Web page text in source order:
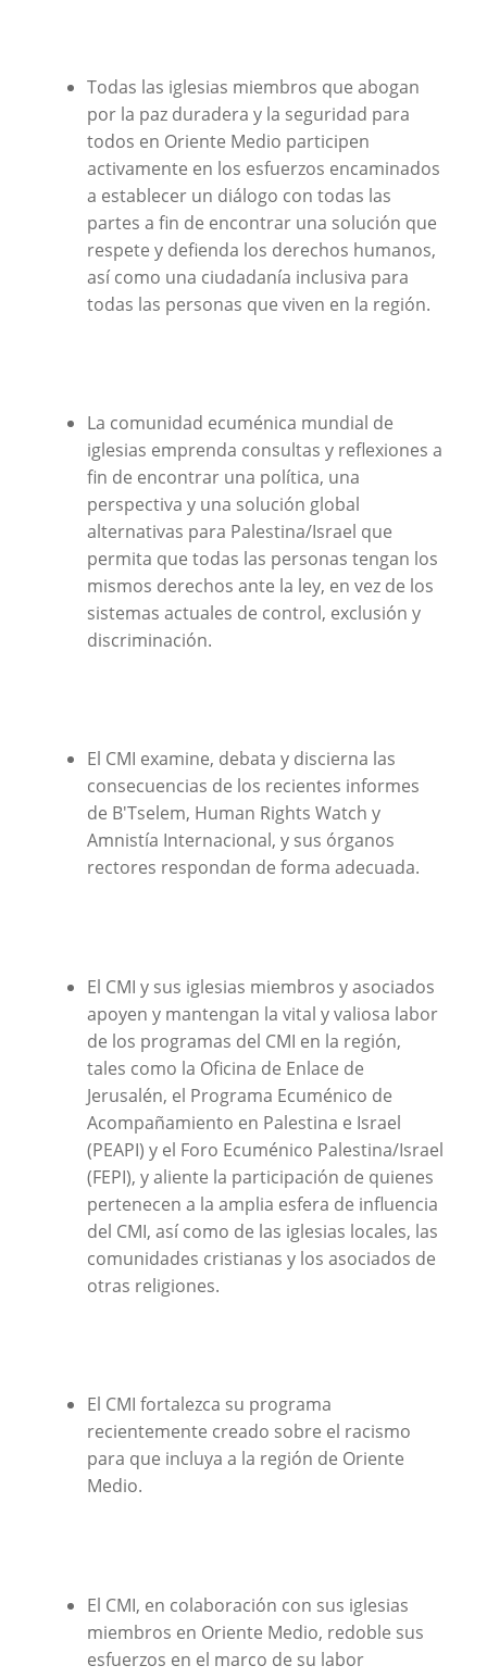
Todas las iglesias miembros que abogan
por la paz duradera y la seguridad para
todos en Oriente Medio participen
activamente en los esfuerzos encaminados
a establecer un diálogo con todas las
partes a fin de encontrar una solución que
respete y defienda los derechos humanos,
así como una ciudadanía inclusiva para
todas las personas que viven en la región.
La comunidad ecuménica mundial de
iglesias emprenda consultas y reflexiones a
fin de encontrar una política, una
perspectiva y una solución global
alternativas para Palestina/Israel que
permita que todas las personas tengan los
mismos derechos ante la ley, en vez de los
sistemas actuales de control, exclusión y
discriminación.
El CMI examine, debata y discierna las
consecuencias de los recientes informes
de B'Tselem, Human Rights Watch y
Amnistía Internacional, y sus órganos
rectores respondan de forma adecuada.
El CMI y sus iglesias miembros y asociados
apoyen y mantengan la vital y valiosa labor
de los programas del CMI en la región,
tales como la Oficina de Enlace de
Jerusalén, el Programa Ecuménico de
Acompañamiento en Palestina e Israel
(PEAPI) y el Foro Ecuménico Palestina/Israel
(FEPI), y aliente la participación de quienes
pertenecen a la amplia esfera de influencia
del CMI, así como de las iglesias locales, las
comunidades cristianas y los asociados de
otras religiones.
El CMI fortalezca su programa
recientemente creado sobre el racismo
para que incluya a la región de Oriente
Medio.
El CMI, en colaboración con sus iglesias
miembros en Oriente Medio, redoble sus
esfuerzos en el marco de su labor